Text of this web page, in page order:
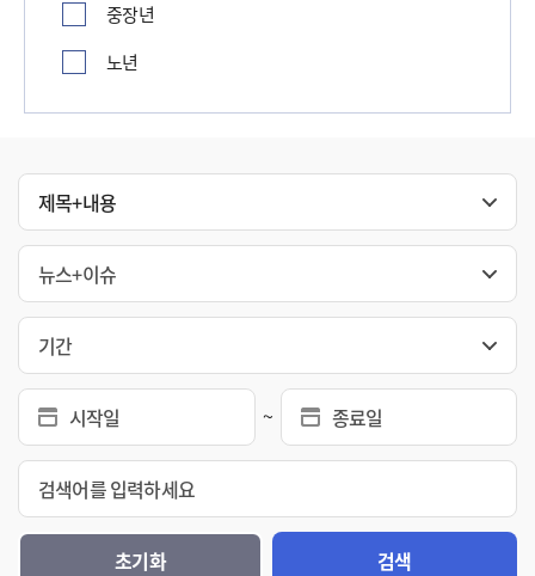
중장년
노년
제목+내용
뉴스+이슈
기간
시작일 ~ 종료일
검색어를 입력하세요
검색
초기화